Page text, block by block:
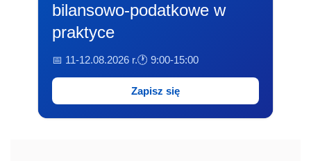
bilansowo-podatkowe w
praktyce
📅 11-12.08.2026 r.🕐 9:00-15:00
Zapisz się